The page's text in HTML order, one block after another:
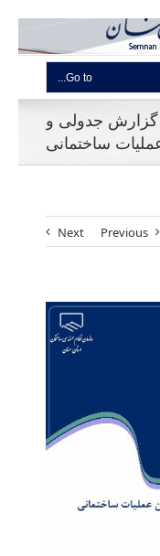
Go to...
گزارش جدولی و
ساختمانی
Previous
Next